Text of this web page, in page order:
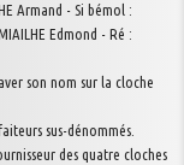
Armand - Si bémol :
Edmond - Ré :
son nom sur la cloche
sus-dénommés.
des quatre cloches